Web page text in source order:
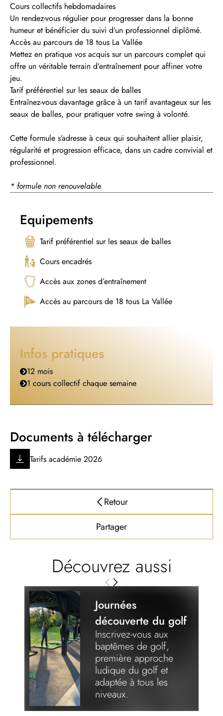
Cours collectifs hebdomadaires
Un rendez-vous régulier pour progresser dans la bonne
humeur et bénéficier du suivi d’un professionnel diplômé.
Accès au parcours de 18 tous La Vallée
Mettez en pratique vos acquis sur un parcours complet qui
offre un véritable terrain d’entraînement pour affiner votre
jeu.
Tarif préférentiel sur les seaux de balles
Entraînez-vous davantage grâce à un tarif avantageux sur les
seaux de balles, pour pratiquer votre swing à volonté.
Cette formule s’adresse à ceux qui souhaitent allier plaisir,
régularité et progression efficace, dans un cadre convivial et
professionnel.
* formule non renouvelable
Equipements
Tarif préférentiel sur les seaux de balles
Cours encadrés
Accès aux zones d’entraînement
Accès au parcours de 18 tous La Vallée
Infos pratiques
12 mois
1 cours collectif chaque semaine
Documents à télécharger
Tarifs académie 2026
Retour
Partager
Découvrez aussi
Journées
découverte du golf
Inscrivez-vous aux
baptêmes de golf,
première approche
ludique du golf et
adaptée à tous les
niveaux.